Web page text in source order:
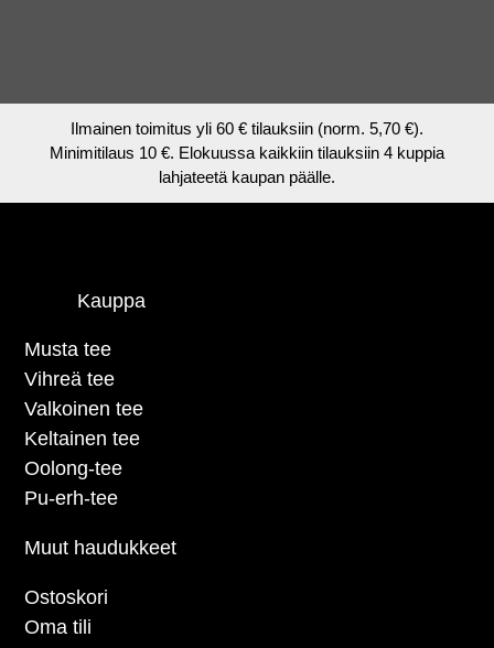
Ilmainen toimitus yli 60 € tilauksiin (norm. 5,70 €).
Minimitilaus 10 €. Elokuussa kaikkiin tilauksiin 4 kuppia
lahjateetä kaupan päälle.
Kauppa
Musta tee
Vihreä tee
Valkoinen tee
Keltainen tee
Oolong-tee
Pu-erh-tee
Muut haudukkeet
Ostoskori
Oma tili